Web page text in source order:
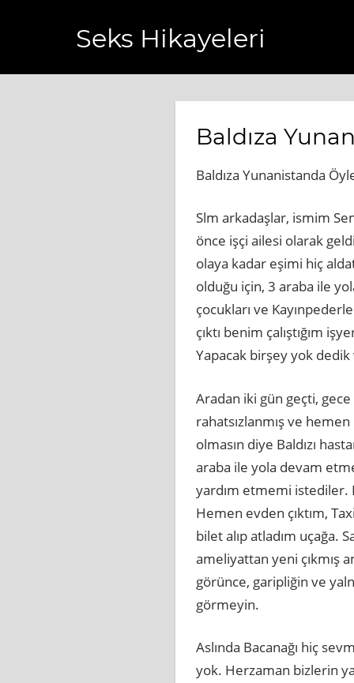
Seks Hikayeleri
Baldıza
Baldıza Yunanistanda
Slm arkadaşlar, ismim
önce işçi ailesi olarak
olaya kadar eşimi hiç
olduğu için, 3 araba ile
çocukları ve
çıktı benim çalıştığım
Yapacak birşey yok dedik
Aradan iki gün geçti, gece
rahatsızlanmış ve
olmasın diye Baldızı
araba ile yola devam
yardım etmemi istediler.
Hemen evden çıktım,
bilet alıp atladım uçağa.
ameliyattan yeni çıkmış
görünce, garipliğin ve
görmeyin.
Aslında Bacanağı hiç
yok. Herzaman bizlerin